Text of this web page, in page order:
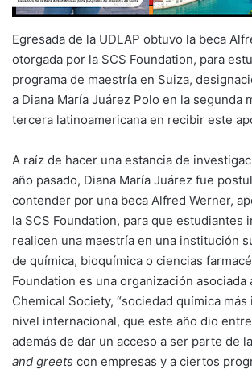
Egresada de la UDLAP obtuvo la beca
otorgada por la SCS Foundation, para
programa de maestría en Suiza,
a Diana María Juárez Polo en la segunda
tercera latinoamericana en recibir este
A raíz de hacer una estancia de
año pasado, Diana María Juárez fue
contender por una beca Alfred Werner,
la SCS Foundation, para que estudiantes
realicen una maestría en una institución
de química, bioquímica o ciencias
Foundation es una organización asociada
Chemical Society, “sociedad química
nivel internacional, que este año dio
además de dar un acceso a ser parte de
and greets con empresas y a ciertos